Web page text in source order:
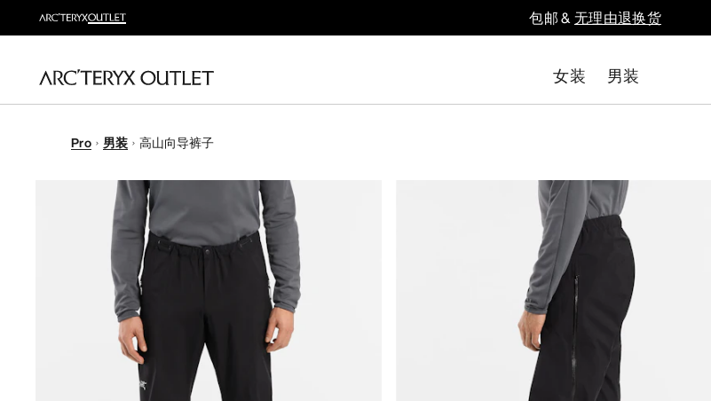
包邮 &无理由退换货
女装 男装
Pro 男装 高山向导裤子